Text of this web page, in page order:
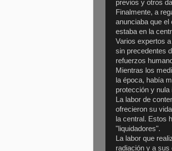
previos y otros
Finalmente, a
anunciaba que
estaba en la
Varios expertos
sin precedentes
refuerzos
Mientras los
la época, había
protección y
La labor de
ofrecieron su
la central. Estos
"liquidadores".
La labor que
radiación y a sus